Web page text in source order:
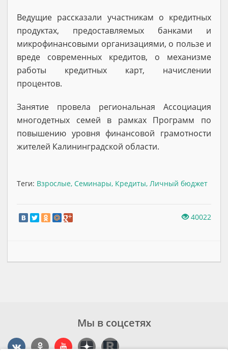
Ведущие рассказали участникам о кредитных
продуктах, предоставляемых банками и
микрофинансовыми организациями, о пользе и
вреде современных кредитов, о механизме
работы кредитных карт, начислении
процентов.
Занятие провела региональная Ассоциация
многодетных семей в рамках Программ по
повышению уровня финансовой грамотности
жителей Калининградской области.
Теги: Взрослые, Семинары, Кредиты, Личный бюджет
40022
Мы в соцсетях